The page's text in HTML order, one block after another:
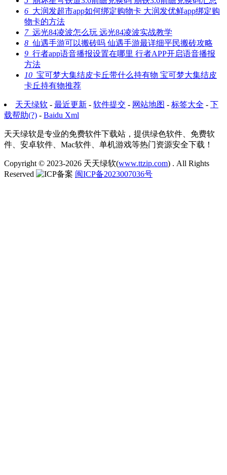
6 大润发超市app如何绑定购物卡 大润发优鲜app绑定购
物卡的方法
7远光84凌波怎么玩 远光84凌波实战教学
8 仙遇手游可以搬砖吗 仙遇手游最详细平民搬砖攻略
9 行者app语音播报设置在哪里 行者APP开启语音播报
方法
10 宝可梦大集结皮卡丘带什么持有物 宝可梦大集结皮
卡丘持有物推荐
天天绿软 - 最近更新 - 软件提交 - 网站地图 - 标签大全 - 下
载帮助(?) - Baidu Xml
天天绿软是专业的免费软件下载站，提供绿色软件、免费软
件、安卓软件、Mac软件、单机游戏等热门资源安全下载！
Copyright © 2023-2026 天天绿软(www.ttzip.com) . All Rights
Reserved
闽ICP备2023007036号